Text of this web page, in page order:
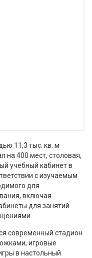
11,3 тыс. кв. м
на 400 мест, столовая,
учебный кабинет в
с изучаемым
для
включая
для занятий
современный стадион
игровые
в настольный